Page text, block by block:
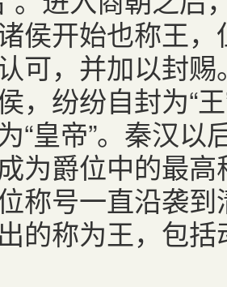
侯开始也称王
可，并加以封
，纷纷自封为“
“皇帝”。秦汉以
为爵位中的最
称号一直沿袭
的称为王，包